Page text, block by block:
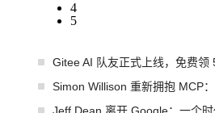
4
5
Gitee AI 队友正式上线，免费领
Simon Willison 重新拥抱 MCP